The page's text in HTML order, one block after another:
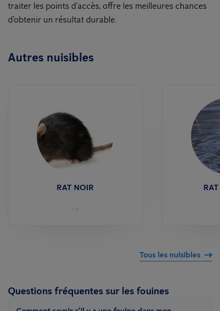
traiter les points d’accès, offre les meilleures chances
d’obtenir un résultat durable.
Autres nuisibles
RAT NOIR
Tous les nuisibles
Questions fréquentes sur les fouines